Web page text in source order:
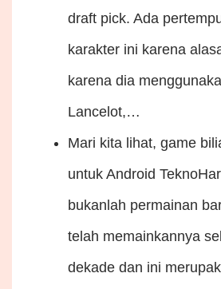
draft pick. Ada
karakter ini karena
karena dia
Lancelot,…
Mari kita lihat, game
untuk Android
bukanlah permainan
telah memainkannya
dekade dan ini